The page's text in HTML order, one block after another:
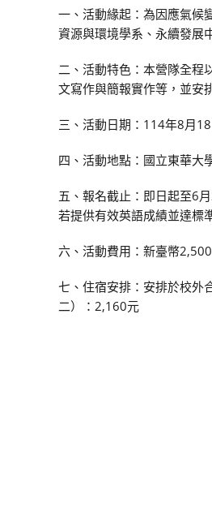
一、活動緣起：為因應氣候
資源與環境學系、永續發展
二、活動特色：本營隊全程
文寫作與簡報實作等，並安
三、活動日期：114年8月
四、活動地點：國立東華大
五、報名截止：即日起至6
若提供有效英語成績並達標
六、活動費用：新臺幣
七、住宿安排：安排於校外
二）：2,160元